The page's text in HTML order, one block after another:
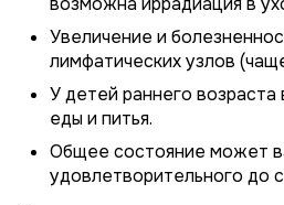
Увеличение и
лимфатических узлов
У детей раннего
еды и питья.
Общее состояние может
удовлетворительного до